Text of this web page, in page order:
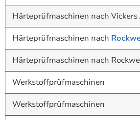
Härteprüfmaschinen nach Vickers
Härteprüfmaschinen nach
Härteprüfmaschinen nach
Werkstoffprüfmaschinen
Werkstoffprüfmaschinen